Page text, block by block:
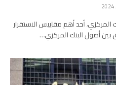
المركزي، أحد أهم مقاييس الاستقرار
بين أصول البنك المركزي…